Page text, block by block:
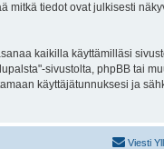
tiedot ovat julkisesti
kaikilla käyttämilläsi
sivustolta, phpBB tai
käyttäjätunnuksesi ja
Viesti